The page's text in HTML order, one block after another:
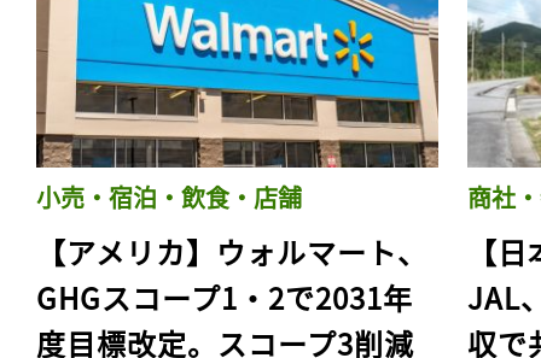
小売・宿泊・飲食・店舗
【アメリカ】ウォルマート、
GHGスコープ1・2で2031年
度目標改定。スコープ3削減
商社
【
JAL
収で